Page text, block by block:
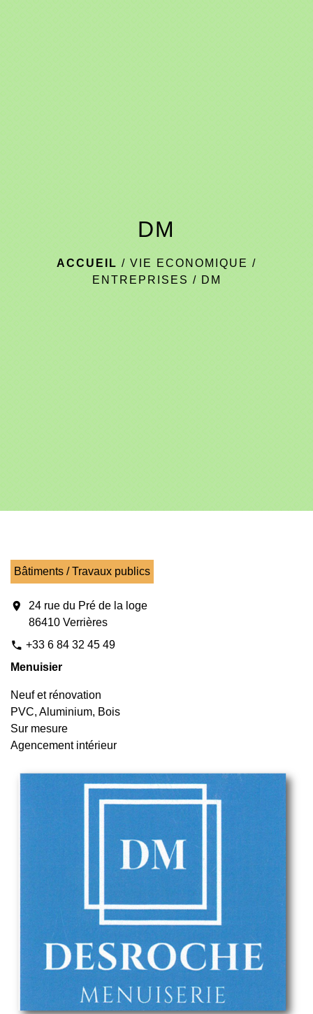
DM
ACCUEIL / VIE ECONOMIQUE /
ENTREPRISES / DM
Bâtiments / Travaux publics
location_on
24 rue du Pré de la loge
86410 Verrières
phone +33 6 84 32 45 49
Menuisier
Neuf et rénovation
PVC, Aluminium, Bois
Sur mesure
Agencement intérieur